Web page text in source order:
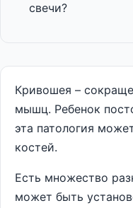
свечи?
Кривошея –
мышц. Ребенок
эта патология
костей.
Есть множество
может быть